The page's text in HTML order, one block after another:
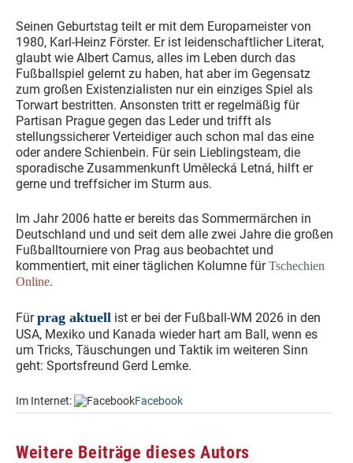
Seinen Geburtstag teilt er mit dem Europameister von
1980, Karl-Heinz Förster. Er ist leidenschaftlicher Literat,
glaubt wie Albert Camus, alles im Leben durch das
Fußballspiel gelernt zu haben, hat aber im Gegensatz
zum großen Existenzialisten nur ein einziges Spiel als
Torwart bestritten. Ansonsten tritt er regelmäßig für
Partisan Prague gegen das Leder und trifft als
stellungssicherer Verteidiger auch schon mal das eine
oder andere Schienbein. Für sein Lieblingsteam, die
sporadische Zusammenkunft Umělecká Letná, hilft er
gerne und treffsicher im Sturm aus.
Im Jahr 2006 hatte er bereits das Sommermärchen in
Deutschland und und seit dem alle zwei Jahre die großen
Fußballtourniere von Prag aus beobachtet und
kommentiert, mit einer täglichen Kolumne fürTschechien
Online.
Fürprag aktuell ist er bei der Fußball-WM 2026 in den
USA, Mexiko und Kanada wieder hart am Ball, wenn es
um Tricks, Täuschungen und Taktik im weiteren Sinn
geht: Sportsfreund Gerd Lemke.
Im Internet: Facebook
Weitere Beiträge dieses Autors